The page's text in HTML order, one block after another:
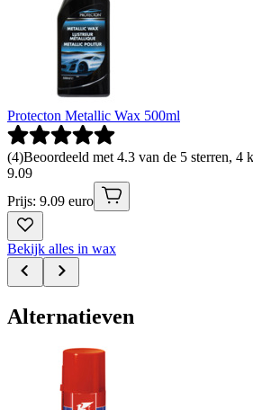
Protecton Metallic Wax 500ml
(4)Beoordeeld met 4.3 van de 5 sterren, 4
9.09
Prijs: 9.09 euro
Bekijk alles in wax
Alternatieven